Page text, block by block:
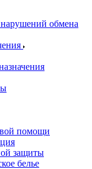
обмена
помощи
защиты
белье